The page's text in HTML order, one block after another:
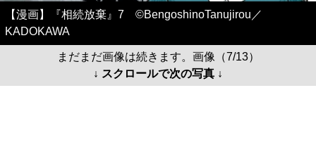
【漫画】『相続放棄』7 ©BengoshinoTanujirou／
KADOKAWA
まだまだ画像は続きます。画像（7/13）
↓ スクロールで次の写真 ↓